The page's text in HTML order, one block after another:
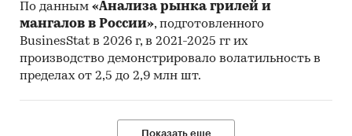
По данным «Анализа рынка грилей и
мангалов в России», подготовленного
BusinesStat в 2026 г, в 2021-2025 гг их
производство демонстрировало волатильность в
пределах от 2,5 до 2,9 млн шт.
Показать еще